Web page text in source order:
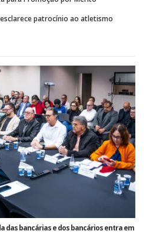
patrocínio ao atletismo
das bancárias e dos bancários entra em